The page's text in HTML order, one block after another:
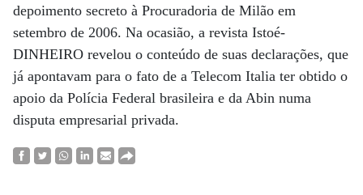
depoimento secreto à Procuradoria de Milão em
setembro de 2006. Na ocasião, a revista Istoé-
DINHEIRO revelou o conteúdo de suas declarações, que
já apontavam para o fato de a Telecom Italia ter obtido o
apoio da Polícia Federal brasileira e da Abin numa
disputa empresarial privada.